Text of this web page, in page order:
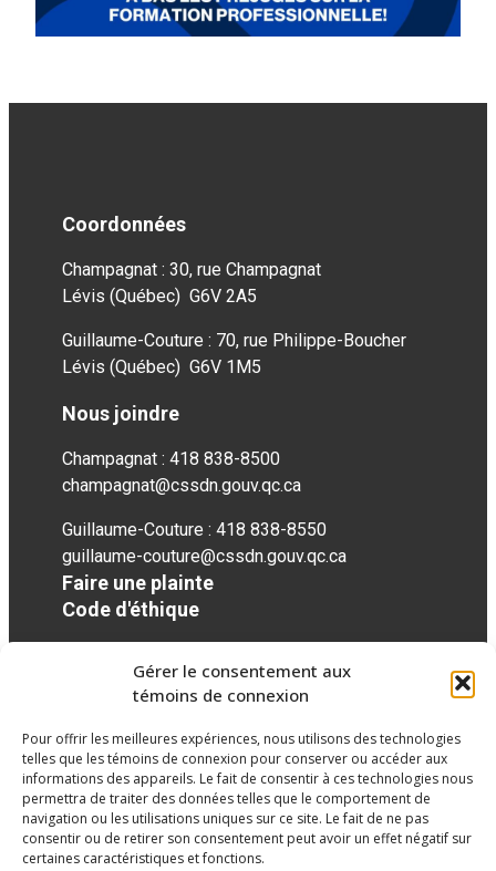
Gérer le consentement aux
témoins de connexion
Pour offrir les meilleures expériences, nous utilisons des technologies
telles que les témoins de connexion pour conserver ou accéder aux
informations des appareils. Le fait de consentir à ces technologies nous
permettra de traiter des données telles que le comportement de
navigation ou les utilisations uniques sur ce site. Le fait de ne pas
consentir ou de retirer son consentement peut avoir un effet négatif sur
certaines caractéristiques et fonctions.
Coordonnées
Champagnat : 30, rue Champagnat
Lévis (Québec) G6V 2A5
Guillaume-Couture : 70, rue Philippe-Boucher
Lévis (Québec) G6V 1M5
Nous joindre
Champagnat : 418 838-8500
champagnat@cssdn.gouv.qc.ca
Guillaume-Couture : 418 838-8550
guillaume-couture@cssdn.gouv.qc.ca
Faire une plainte
Code d'éthique
Réseaux sociaux
twittergoogleplusgoogleplusgoogleplusgoogleplusgoogleplus